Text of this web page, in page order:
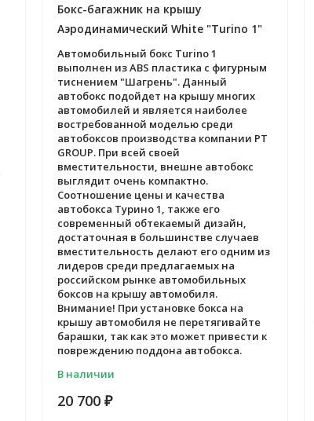
Бокс-багажник на крышу
Аэродинамический White "Turino 1"
Автомобильный бокс Turino 1
выполнен из ABS пластика с фигурным
тиснением "Шагрень". Данный
автобокс подойдет на крышу многих
автомобилей и является наиболее
востребованной моделью среди
автобоксов производства компании PT
GROUP. При всей своей
вместительности, внешне автобокс
выглядит очень компактно.
Соотношение цены и качества
автобокса Турино 1, также его
современный обтекаемый дизайн,
достаточная в большинстве случаев
вместительность делают его одним из
лидеров среди предлагаемых на
российском рынке автомобильных
боксов на крышу автомобиля.
Внимание! При установке бокса на
крышу автомобиля не перетягивайте
барашки, так как это может привести к
повреждению поддона автобокса.
В наличии
20 700 ₽